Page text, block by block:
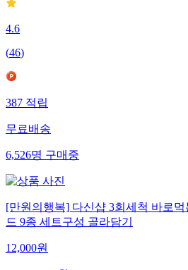
4.6
(46)
387적립
무료배송
6,526명구매중
[만원의행복] 다신샵 3회세척 바로
드 9종 세트구성 골라담기
12,000원